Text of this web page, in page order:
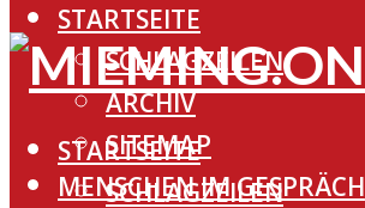
STARTSEITE
SCHLAGZEILEN
ARCHIV
SITEMAP
MENSCHEN IM GESPRÄCH
STARTSEITE
SCHLAGZEILEN